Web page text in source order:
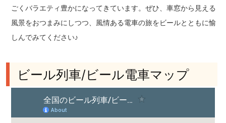
ごくバラエティ豊かになってきています。ぜひ、車窓から見える
風景をおつまみにしつつ、風情ある電車の旅をビールとともに愉
しんでみてください♪
ビール列車/ビール電車マップ